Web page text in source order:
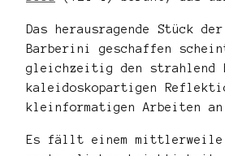
Das herausragende Stück
Barberini geschaffen
gleichzeitig den strahlend
kaleidoskopartigen
kleinformatigen Arbeiten an
Es fällt einem mittlerweile